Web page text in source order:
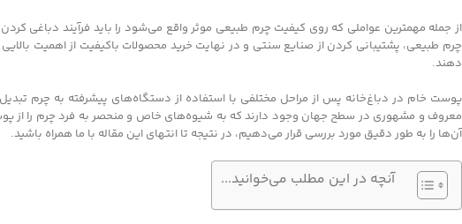
از جمله مهمترین عواملی که روی کیفیت چرم طبیعی موثر واقع می‌شود را باید فرآیند دباغی
چرم طبیعی، پشتیبانی کردن از صنایع سنتی و در نهایت خرید محصولات باکیفیت از اهمیت
دهند.
پوست خام در دباغ‌خانه پس از مراحل مختلفی با استفاده از دستگاه‌های پیشرفته به چرم
معروف و مشهوری در سطح جهان وجود دارند که به شیوه‌های خاص و منحصر به فرد چرم را از پوست
آن‌ها را به طور دقیق مورد بررسی قرار می‌دهیم، در نتیجه تا انتهای این مقاله با ما همراه باشید.
آنچه در این مطلب می‌خوانید...